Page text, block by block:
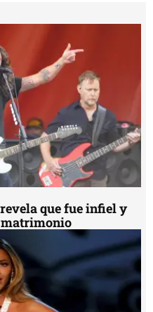
que fue infiel y
matrimonio
musicales para
en su voz